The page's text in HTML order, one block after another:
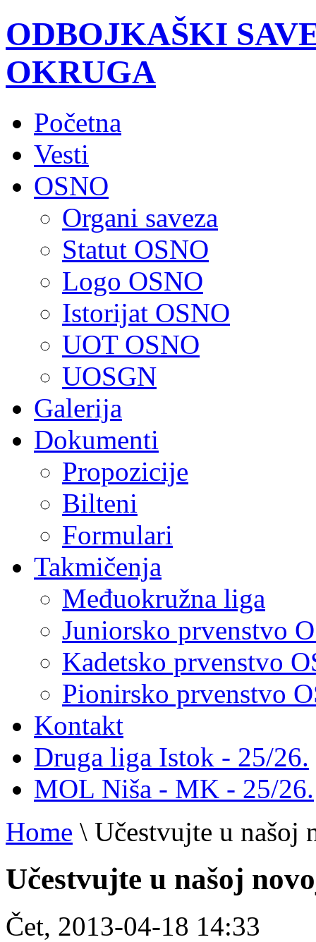
ODBOJKAŠKI
OKRUGA
Početna
Vesti
OSNO
Organi saveza
Statut OSNO
Logo OSNO
Istorijat OSNO
UOT OSNO
UOSGN
Galerija
Dokumenti
Propozicije
Bilteni
Formulari
Takmičenja
Međuokružna liga
Juniorsko prvenstvo
Kadetsko prvenstvo
Pionirsko prvenstvo
Kontakt
Druga liga Istok - 25/26.
MOL Niša - MK - 25/26.
Home \ Učestvujte u našoj
Učestvujte u našoj
Čet, 2013-04-18 14:33